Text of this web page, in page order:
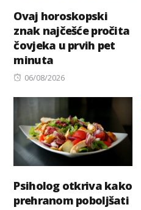
Ovaj horoskopski
znak najčešće pročita
čovjeka u prvih pet
minuta
Posted
06/08/2026
Psiholog otkriva kako
prehranom poboljšati